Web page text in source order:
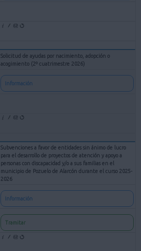
Solicitud de ayudas por nacimiento, adopción o
acogimiento (2º cuatrimestre 2026)
Información
Subvenciones a favor de entidades sin ánimo de lucro
para el desarrollo de proyectos de atención y apoyo a
personas con discapacidad y/o a sus familias en el
municipio de Pozuelo de Alarcón durante el curso 2025-
2026
Información
Tramitar